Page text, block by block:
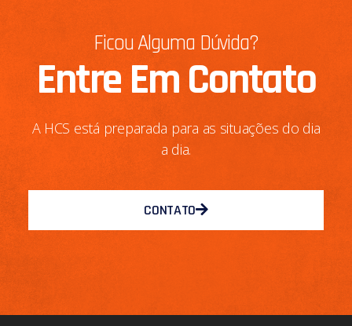
Ficou Alguma Dúvida?
Entre Em Contato
A HCS está preparada para as situações do dia
a dia.
CONTATO